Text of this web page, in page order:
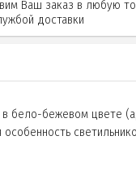
Ваш заказ в любую
доставки
бело-бежевом